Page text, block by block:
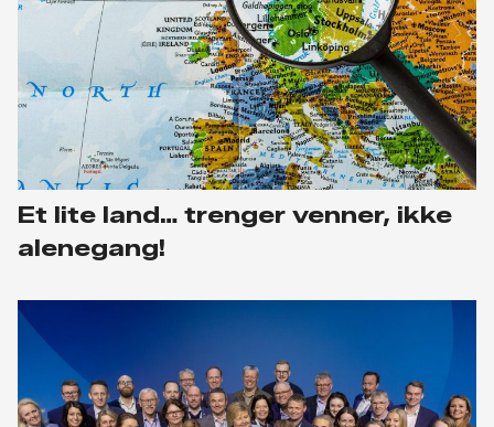
Et lite land… trenger venner, ikke
alenegang!